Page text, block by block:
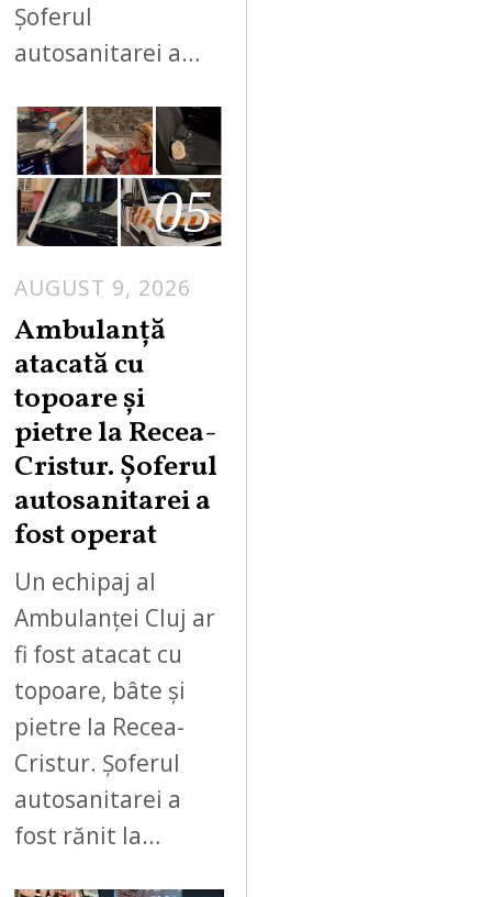
Șoferul
autosanitarei a…
05
AUGUST 9, 2026
Ambulanță
atacată cu
topoare și
pietre la Recea-
Cristur. Șoferul
autosanitarei a
fost operat
Un echipaj al
Ambulanței Cluj ar
fi fost atacat cu
topoare, bâte și
pietre la Recea-
Cristur. Șoferul
autosanitarei a
fost rănit la…